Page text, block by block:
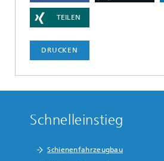
TEILEN
DRUCKEN
Schnelleinstieg
Schienenfahrzeugbau